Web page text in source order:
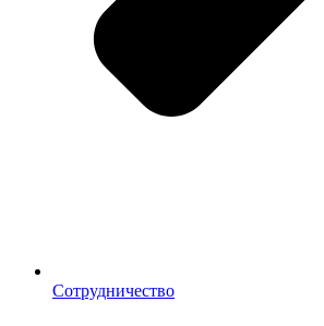
Сотрудничество